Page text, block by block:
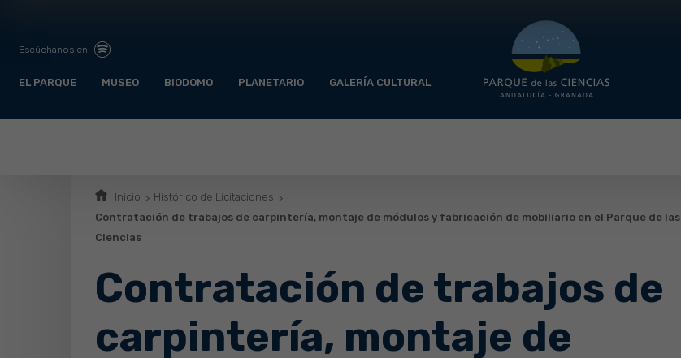
Escúchanos en
EL PARQUE MUSEO BIODOMO PLANETARIO GALERÍA CULTURAL
Inicio
Histórico de Licitaciones
Contratación de trabajos de carpintería, montaje de módulos y fabricación de mobiliario en el Parque de las
Ciencias
Contratación de trabajos de
carpintería, montaje de